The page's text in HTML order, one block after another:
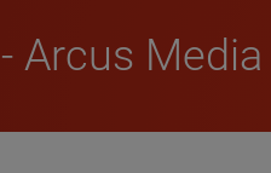
Arcus Media